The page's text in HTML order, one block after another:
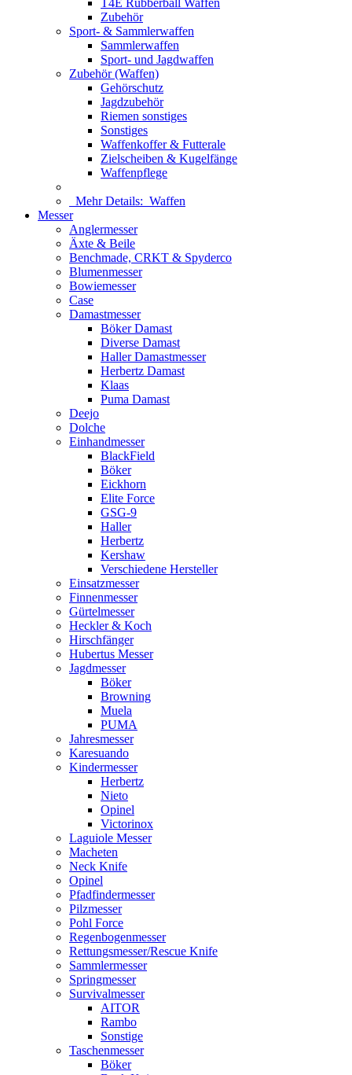
T4E Rubberball Waffen
Zubehör
Sport- & Sammlerwaffen
Sammlerwaffen
Sport- und Jagdwaffen
Zubehör (Waffen)
Gehörschutz
Jagdzubehör
Riemen sonstiges
Sonstiges
Waffenkoffer & Futterale
Zielscheiben & Kugelfänge
Waffenpflege
Mehr Details: Waffen
Messer
Anglermesser
Äxte & Beile
Benchmade, CRKT & Spyderco
Blumenmesser
Bowiemesser
Case
Damastmesser
Böker Damast
Diverse Damast
Haller Damastmesser
Herbertz Damast
Klaas
Puma Damast
Deejo
Dolche
Einhandmesser
BlackField
Böker
Eickhorn
Elite Force
GSG-9
Haller
Herbertz
Kershaw
Verschiedene Hersteller
Einsatzmesser
Finnenmesser
Gürtelmesser
Heckler & Koch
Hirschfänger
Hubertus Messer
Jagdmesser
Böker
Browning
Muela
PUMA
Jahresmesser
Karesuando
Kindermesser
Herbertz
Nieto
Opinel
Victorinox
Laguiole Messer
Macheten
Neck Knife
Opinel
Pfadfindermesser
Pilzmesser
Pohl Force
Regenbogenmesser
Rettungsmesser/Rescue Knife
Sammlermesser
Springmesser
Survivalmesser
AITOR
Rambo
Sonstige
Taschenmesser
Böker